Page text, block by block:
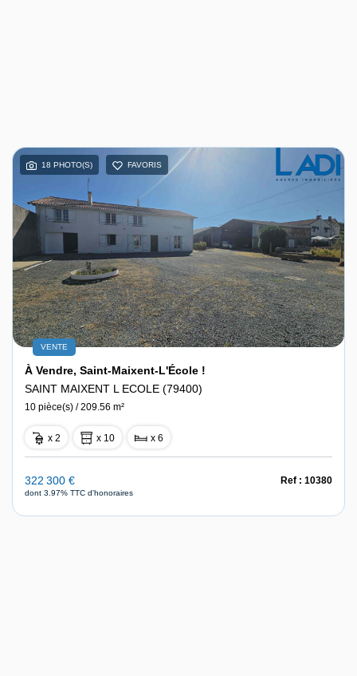
18 PHOTO(S) FAVORIS
VENTE
À Vendre, Saint-Maixent-L'École !
SAINT MAIXENT L ECOLE (79400)
10 pièce(s) / 209.56 m²
x 2 x 10 x 6
322 300 €
dont 3.97% TTC d'honoraires
Ref : 10380